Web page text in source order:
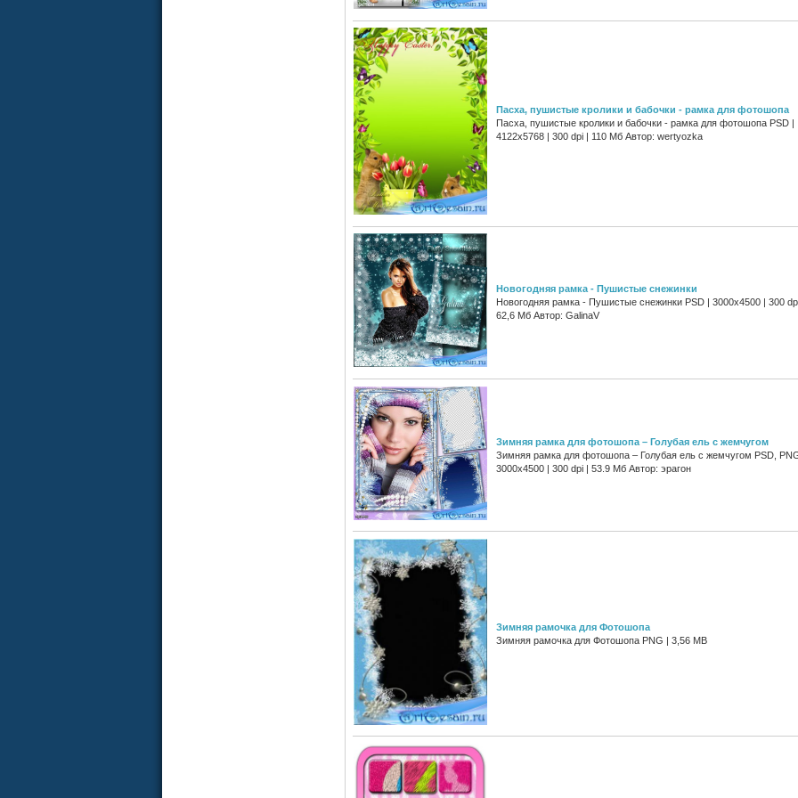
Пасха, пушистые кролики и бабочки - рамка для фотошопа
Пасха, пушистые кролики и бабочки - рамка для фотошопа PSD |
4122x5768 | 300 dpi | 110 Мб Автор: wertyozka
Новогодняя рамка - Пушистые снежинки
Новогодняя рамка - Пушистые снежинки PSD | 3000x4500 | 300
62,6 Мб Автор: GalinaV
Зимняя рамка для фотошопа – Голубая ель с жемчугом
Зимняя рамка для фотошопа – Голубая ель с жемчугом PSD,
3000x4500 | 300 dpi | 53.9 Мб Автор: эрагон
Зимняя рамочка для Фотошопа
Зимняя рамочка для Фотошопа PNG | 3,56 МB